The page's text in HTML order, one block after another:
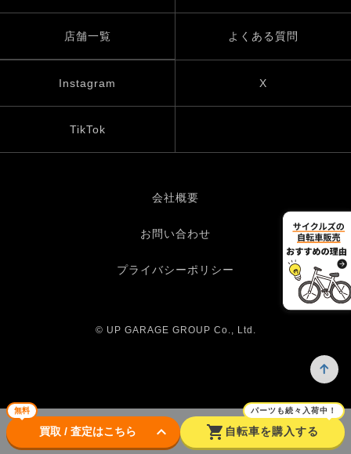
無料
買取 / 査定はこちら keyboard_arrow_down shopping_cart
パーツも続々入荷中！
自転車を購入する
店舗一覧 よくある質問
Instagram X
TikTok
会社概要
お問い合わせ
プライバシーポリシー
© UP GARAGE GROUP Co., Ltd.